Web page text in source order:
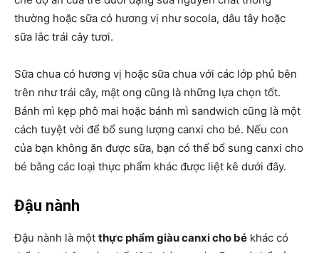
thường hoặc sữa có hương vị như socola, dâu tây hoặc
sữa lắc trái cây tươi.
Sữa chua có hương vị hoặc sữa chua với các lớp phủ bên
trên như trái cây, mật ong cũng là những lựa chọn tốt.
Bánh mì kẹp phô mai hoặc bánh mì sandwich cũng là một
cách tuyệt vời để bổ sung lượng canxi cho bé. Nếu con
của bạn không ăn được sữa, bạn có thể bổ sung canxi cho
bé bằng các loại thực phẩm khác được liệt kê dưới đây.
Đậu nành
Đậu nành là một thực phẩm giàu canxi cho bé khác có